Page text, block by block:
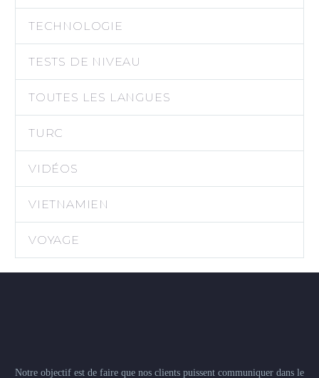
TECHNOLOGIE
TESTS DE NIVEAU
TOUTES LES LANGUES
TURC
VIDÉOS
VIETNAMIEN
VOYAGE
Notre objectif est de faire que nos clients puissent communiquer dans le